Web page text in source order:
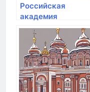
Российская
академия
народного
хозяйства и
государственной
службы при
Президенте РФ